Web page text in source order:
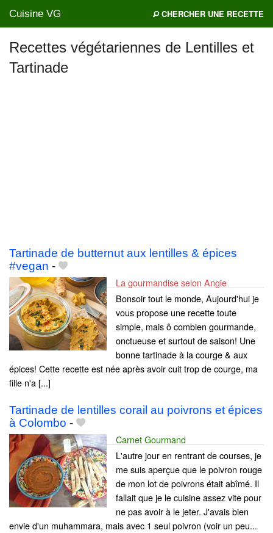
Cuisine VG CHERCHER UNE RECETTE
Recettes végétariennes de Lentilles et
Tartinade
Tartinade de butternut aux lentilles & épices
#vegan -
La gourmandise selon Angie
Bonsoir tout le monde, Aujourd'hui je
vous propose une recette toute
simple, mais ô combien gourmande,
onctueuse et surtout de saison! Une
bonne tartinade à la courge & aux
épices! Cette recette est née après avoir cuit trop de courge, ma
fille n'a [...]
Tartinade de lentilles corail au poivrons et épices
à Colombo -
Carnet Gourmand
L'autre jour en rentrant de courses, je
me suis aperçue que le poivron rouge
de mon lot de poivrons était abîmé. Il
fallait que je le cuisine assez vite pour
ne pas avoir à le jeter. J'avais bien
envie d'un muhammara, mais avec 1 seul poivron (voir un peu...